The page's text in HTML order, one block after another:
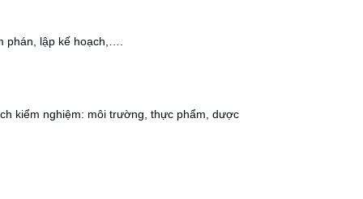
phán, lập kế hoạch,….
kiểm nghiệm: môi trường, thực phẩm, dược